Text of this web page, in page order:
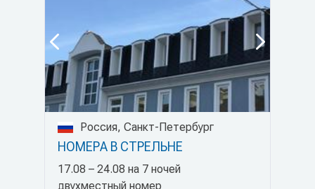
Россия, Санкт-Петербург
НОМЕРА В СТРЕЛЬНЕ
17.08 – 24.08 на 7 ночей
двухместный номер